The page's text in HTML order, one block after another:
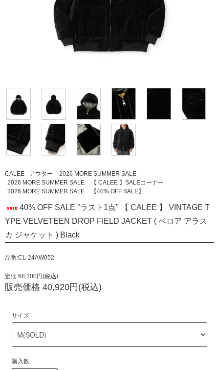
CALEE アウター
2026 MORE SUMMER SALE
2026 MORE SUMMER SALE
【 CALEE 】SALEコーナー
2026 MORE SUMMER SALE
【40% OFF SALE】
40% OFF SALE "ラスト1点" 【 CALEE 】 VINTAGE T
YPE VELVETEEN DROP FIELD JACKET ( ベロア アラス
カ ジャケット ) Black
品番:CL-24AW052
定価 68,200円(税込)
販売価格 40,920円(税込)
サイズ
購入数